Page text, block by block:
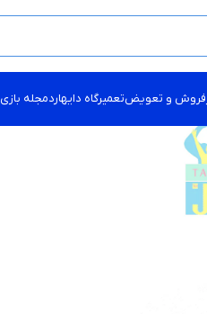
فروش و تعویضتعمیرگاه دایهاردمجله بازی